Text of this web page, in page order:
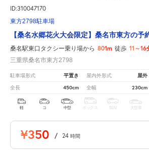
ID:310047170
東方2798駐車場
【桑名水郷花火大会限定】桑名市東方の予
桑名駅東口タクシー乗り場から 801m 徒歩 11～16
三重県桑名市東方2798
駐車場形式 平置き 屋内外形式 屋外
全長 450cm 全幅 230cm
軽 コ 中型 ボックス SUV 大型車
¥350 / 24 時間